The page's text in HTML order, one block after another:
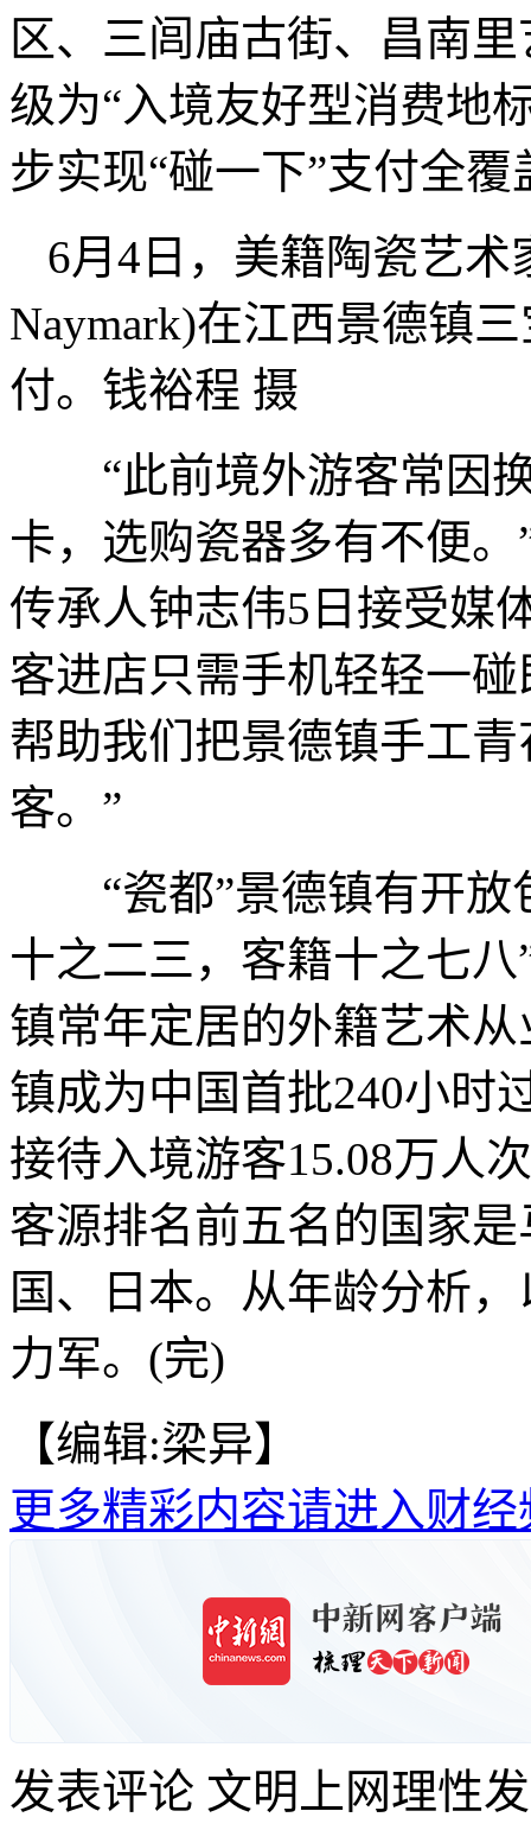
区、三闾庙古街、昌南
级为“入境友好型消费地
步实现“碰一下”支付全覆
6月4日，美籍陶瓷艺
Naymark)在江西景德镇
付。钱裕程 摄
“此前境外游客常因换
卡，选购瓷器多有不便
传承人钟志伟5日接受媒
客进店只需手机轻轻一
帮助我们把景德镇手工
客。”
“瓷都”景德镇有开放
十之二三，客籍十之七
镇常年定居的外籍艺术
镇成为中国首批240小时
接待入境游客15.08万人
客源排名前五名的国家
国、日本。从年龄分析
力军。(完)
【编辑:梁异】
更多精彩内容请进入财经
发表评论 文明上网理性